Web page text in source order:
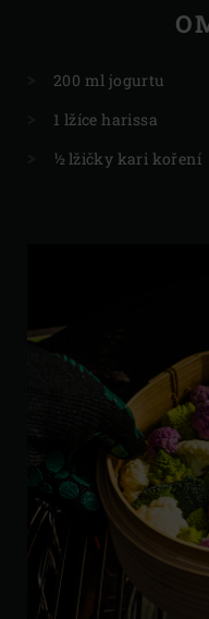
200 ml jogurtu
1 lžíce harissa
½ lžičky kari koření